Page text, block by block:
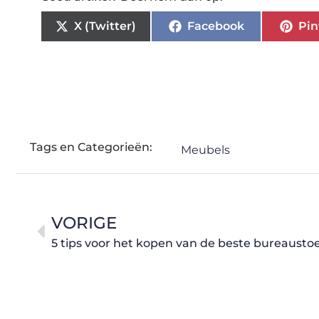
X (Twitter) Facebook
Tags en Categorieën: Meubels
VORIGE
5 tips voor het kopen van de beste